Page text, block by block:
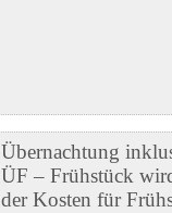
Übernachtung
ÜF – Frühstück
der Kosten für